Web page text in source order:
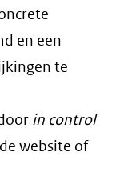
en een
te
in control
website of